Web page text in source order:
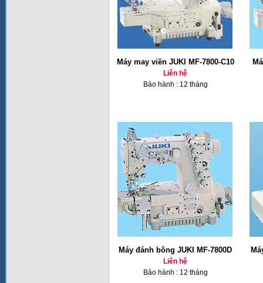
Máy may viền JUKI MF-7800-C10
Liên hệ
Bảo hành : 12 tháng
Máy đánh bông JUKI MF-7800D
Liên hệ
Bảo hành : 12 tháng